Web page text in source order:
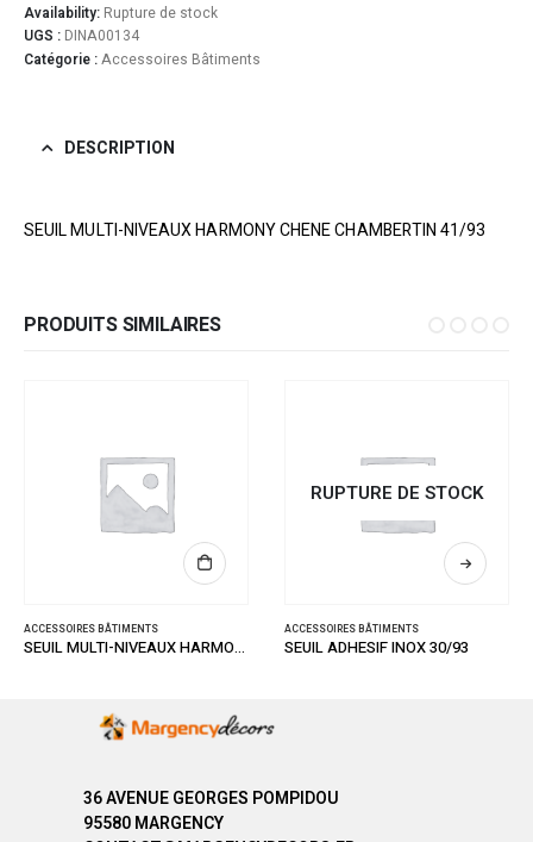
Availability: Rupture de stock
UGS : DINA00134
Catégorie :Accessoires Bâtiments
DESCRIPTION
SEUIL MULTI-NIVEAUX HARMONY CHENE CHAMBERTIN 41/93
PRODUITS SIMILAIRES
ACCESSOIRES BÂTIMENTS
SEUIL MULTI-NIVEAUX HARMONY TITIUM STRIE 47/93
RUPTURE DE STOCK
ACCESSOIRES BÂTIMENTS
SEUIL ADHESIF INOX 30/93
36 AVENUE GEORGES POMPIDOU
95580 MARGENCY